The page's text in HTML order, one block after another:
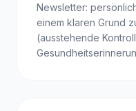
Newsletter:
einem klaren Grund
(ausstehende